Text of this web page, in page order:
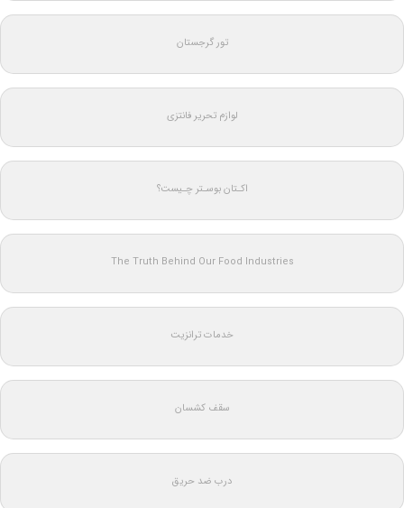
تور گرجستان
لوازم تحریر فانتزی
اکـتان بوسـتر چـیست؟
The Truth Behind Our Food Industries
خدمات ترانزیت
سقف کشسان
درب ضد حریق